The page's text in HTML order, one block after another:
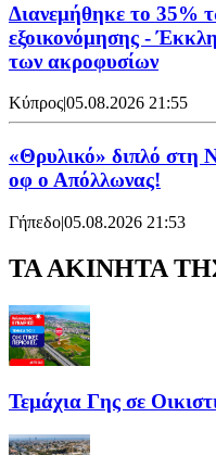
Διανεμήθηκε το 35%
εξοικονόμησης -
των ακροφυσίων
Κύπρος|05.08.2026 21:55
«Θρυλικό» διπλό στη
οφ ο Απόλλωνας!
Γήπεδο|05.08.2026 21:53
ΤΑ ΑΚΙΝΗΤΑ
Τεμάχια Γης σε